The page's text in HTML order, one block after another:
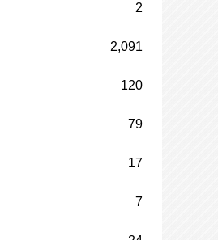
2
2,091
120
79
17
7